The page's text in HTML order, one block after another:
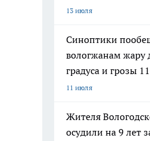
13 июля
Синоптики
вологжанам жару
градуса и грозы
11 июля
Жителя
осудили на 9 лет